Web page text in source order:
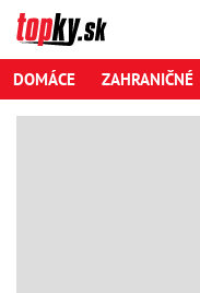
DOMÁCE ZAHRANIČNÉ